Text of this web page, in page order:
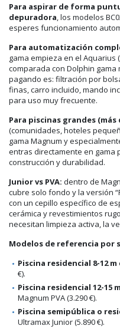
Para aspirar de forma
depuradora, los modelos
esperes funcionamiento
Para automatización
gama empieza en el Aquarius
comparada con Dolphin gama
pagando es: filtración por
finas, carro incluido, mando
para uso muy frecuente.
Para piscinas grandes (más
(comunidades, hoteles
gama Magnum y
entras directamente en gama
construcción y durabilidad.
Junior vs PVA: dentro de
cubre solo fondo y la versión
con un cepillo específico de
cerámica y revestimientos
necesitan limpieza activa, la
Modelos de referencia por
Piscina residencial 8-12
€).
Piscina residencial 12-15
Magnum PVA (3.290 €).
Piscina semipública o
Ultramax Junior (5.890 €).